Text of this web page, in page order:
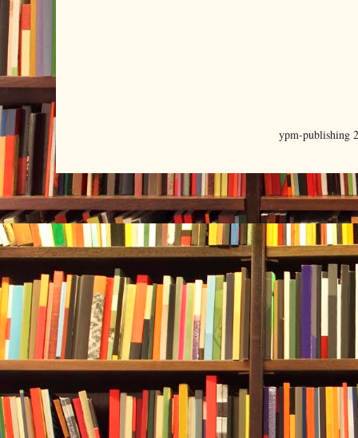
ypm-publishing